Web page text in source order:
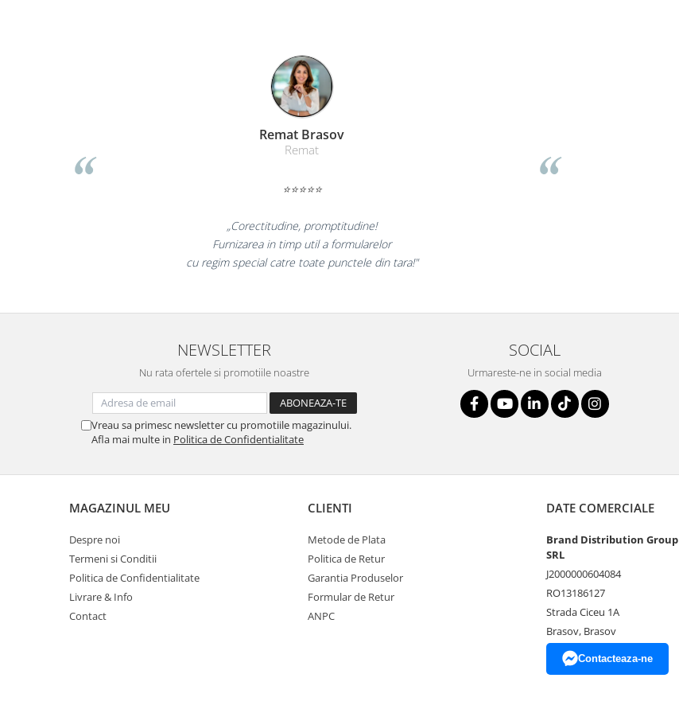
Adaptoare de calatorie
Cartuse, tonere, consumabile PC
Standuri PC si suporturi
Suporturi si huse telefoane &
Ergnonomice
Boxe portabile
Tehnica si mobilier pentru birou
Laminatoare
Liamed Brasov
Liamed
⭐⭐⭐⭐⭐
„Promotionalele sunt minunate,
colegii mei au fost foarte incantati,
la fel si clientii nostri!”
NEWSLETTER
Nu rata ofertele si promotiile noastre
Vreau sa primesc newsletter cu promotiile magazinului.
Afla mai multe in Politica de Confidentialitate
SOCIAL
Urmareste-ne in social media
MAGAZINUL MEU
Despre noi
Termeni si Conditii
Politica de Confidentialitate
Livrare & Info
Contact
CLIENTI
Metode de Plata
Politica de Retur
Garantia Produselor
Formular de Retur
ANPC
DATE COMERCIALE
Brand Distribution Group
SRL
J2000000604084
RO13186127
Strada Ciceu 1A
Brasov, Brasov
Contacteaza-ne